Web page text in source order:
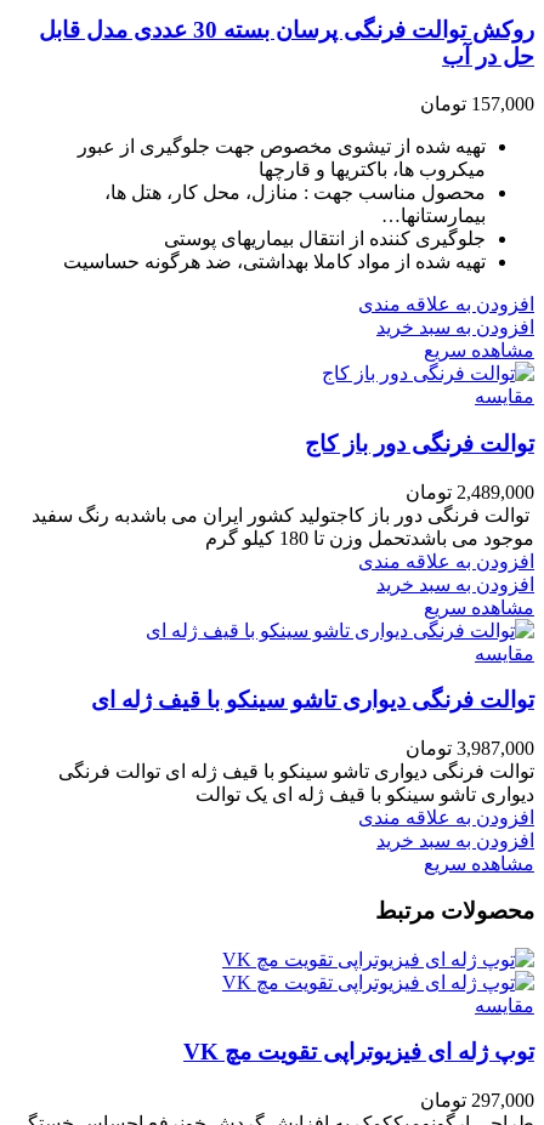
روکش توالت فرنگی پرسان بسته 30 عددی مدل قابل
حل در آب
157,000 تومان
تهیه شده از تیشوی مخصوص جهت جلوگیری از عبور
میکروب ها، باکتریها و قارچها
محصول مناسب جهت : منازل، محل کار، هتل ها،
بیمارستانها…
جلوگیری کننده از انتقال بیماریهای پوستی
تهیه شده از مواد کاملا بهداشتی، ضد هرگونه حساسیت
افزودن به علاقه مندی
افزودن به سبد خرید
مشاهده سریع
مقایسه
توالت فرنگی دور باز کاج
2,489,000 تومان
توالت فرنگی دور باز کاجتولید کشور ایران می باشدبه رنگ سفید
موجود می باشدتحمل وزن تا 180 کیلو گرم
افزودن به علاقه مندی
افزودن به سبد خرید
مشاهده سریع
مقایسه
توالت فرنگی دیواری تاشو سینکو با قیف ژله ای
3,987,000 تومان
توالت فرنگی دیواری تاشو سینکو با قیف ژله ای توالت فرنگی
دیواری تاشو سینکو با قیف ژله ای یک توالت
افزودن به علاقه مندی
افزودن به سبد خرید
مشاهده سریع
محصولات مرتبط
مقایسه
توپ ژله ای فیزیوتراپی تقویت مچ VK
297,000 تومان